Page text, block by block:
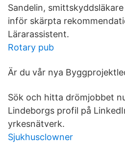
Sandelin,
inför skärpta
Lärarassistent.
Rotary pub
Är du vår nya
Sök och hitta drömjobbet
Lindeborgs profil på
yrkesnätverk.
Sjukhusclowner